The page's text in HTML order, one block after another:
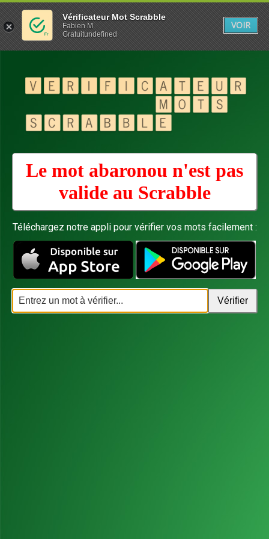
Le mot abaronou n'est pas
valide au Scrabble
Téléchargez notre appli pour vérifier vos mots facilement :
Vérificateur Mot Scrabble
Fabien M
Gratuitundefined
VOIR